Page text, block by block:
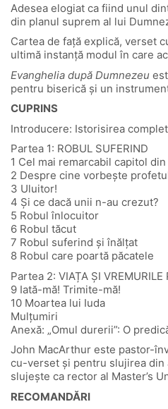
Adesea elogiat ca fiind unul
din planul suprem al lui
Cartea de față explică, verset
ultimă instanță modul în care
Evanghelia după Dumnezeu
pentru biserică și un
CUPRINS
Introducere: Istorisirea
Partea 1: ROBUL SUFERIND
1 Cel mai remarcabil capitol
2 Despre cine vorbește
3 Uluitor!
4 Și ce dacă unii n-au crezut?
5 Robul înlocuitor
6 Robul tăcut
7 Robul suferind și înălțat
8 Robul care poartă păcatele
Partea 2: VIAȚA ȘI VREMURILE
9 Iată-mă! Trimite-mă!
10 Moartea lui Iuda
Mulțumiri
Anexă: „Omul durerii”: O
John MacArthur este pastor-
cu-verset și pentru slujirea din
slujește ca rector al Master’s
RECOMANDĂRI